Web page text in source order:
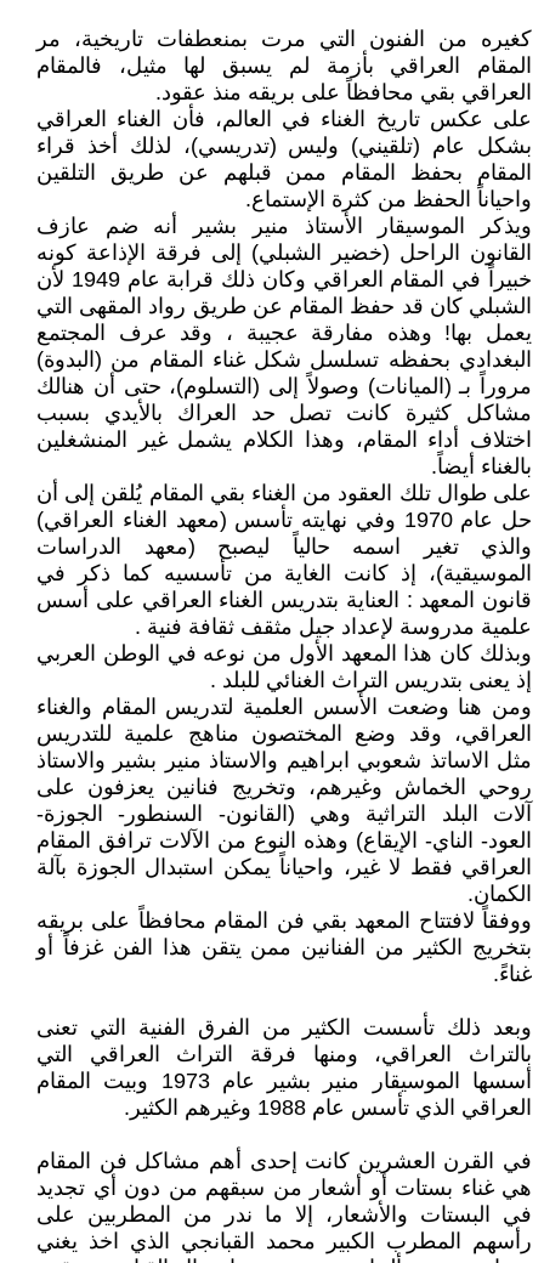
كغيره من الفنون التي مرت بمنعطفات تاريخية، مر
المقام العراقي بأزمة لم يسبق لها مثيل، فالمقام
العراقي بقي محافظاً على بريقه منذ عقود.
على عكس تاريخ الغناء في العالم، فأن الغناء العراقي
بشكل عام (تلقيني) وليس (تدريسي)، لذلك أخذ قراء
المقام بحفظ المقام ممن قبلهم عن طريق التلقين
واحياناً الحفظ من كثرة الإستماع.
ويذكر الموسيقار الأستاذ منير بشير أنه ضم عازف
القانون الراحل (خضير الشبلي) إلى فرقة الإذاعة كونه
خبيراً في المقام العراقي وكان ذلك قرابة عام 1949 لأن
الشبلي كان قد حفظ المقام عن طريق رواد المقهى التي
يعمل بها! وهذه مفارقة عجيبة ، وقد عرف المجتمع
البغدادي بحفظه تسلسل شكل غناء المقام من (البدوة)
مروراً بـ (الميانات) وصولاً إلى (التسلوم)، حتى أن هنالك
مشاكل كثيرة كانت تصل حد العراك بالأيدي بسبب
اختلاف أداء المقام، وهذا الكلام يشمل غير المنشغلين
بالغناء أيضاً.
على طوال تلك العقود من الغناء بقي المقام يُلقن إلى أن
حل عام 1970 وفي نهايته تأسس (معهد الغناء العراقي)
والذي تغير اسمه حالياً ليصبح (معهد الدراسات
الموسيقية)، إذ كانت الغاية من تأسسيه كما ذكر في
قانون المعهد : العناية بتدريس الغناء العراقي على أسس
علمية مدروسة لإعداد جيل مثقف ثقافة فنية .
وبذلك كان هذا المعهد الأول من نوعه في الوطن العربي
إذ يعنى بتدريس التراث الغنائي للبلد .
ومن هنا وضعت الأسس العلمية لتدريس المقام والغناء
العراقي، وقد وضع المختصون مناهج علمية للتدريس
مثل الاساتذ شعوبي ابراهيم والاستاذ منير بشير والاستاذ
روحي الخماش وغيرهم، وتخريج فنانين يعزفون على
آلات البلد التراثية وهي (القانون- السنطور- الجوزة-
العود- الناي- الإيقاع) وهذه النوع من الآلات ترافق المقام
العراقي فقط لا غير، واحياناً يمكن استبدال الجوزة بآلة
الكمان.
ووفقاً لافتتاح المعهد بقي فن المقام محافظاً على بريقه
بتخريج الكثير من الفنانين ممن يتقن هذا الفن غزفاً أو
غناءً.
وبعد ذلك تأسست الكثير من الفرق الفنية التي تعنى
بالتراث العراقي، ومنها فرقة التراث العراقي التي
أسسها الموسيقار منير بشير عام 1973 وبيت المقام
العراقي الذي تأسس عام 1988 وغيرهم الكثير.
في القرن العشرين كانت إحدى أهم مشاكل فن المقام
هي غناء بستات أو أشعار من سبقهم من دون أي تجديد
في البستات والأشعار، إلا ما ندر من المطربين على
رأسهم المطرب الكبير محمد القبانجي الذي اخذ يغني